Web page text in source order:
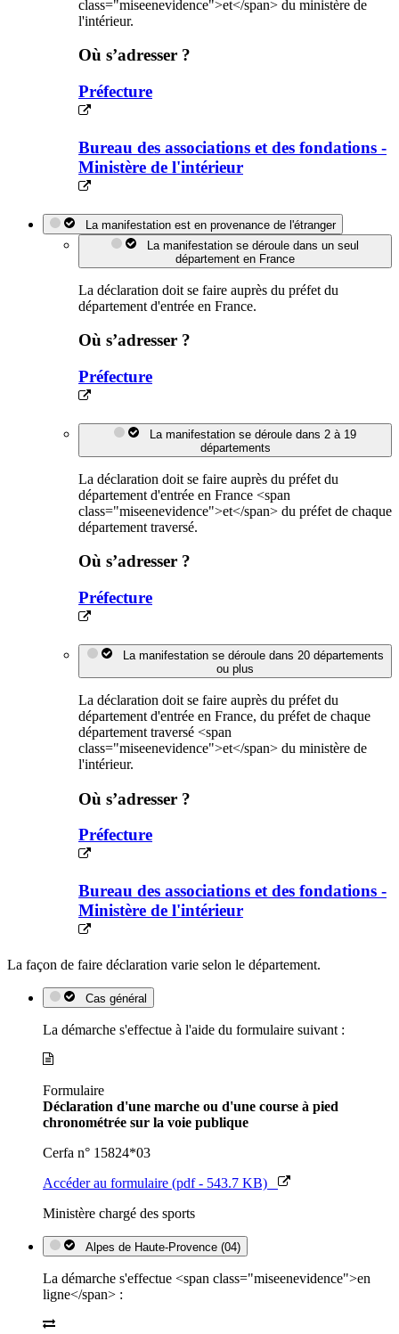
class="miseenevidence">et</span> du ministère de
l'intérieur.
Où s’adresser ?
Préfecture
Bureau des associations et des fondations -
Ministère de l'intérieur
La manifestation est en provenance de l'étranger
La manifestation se déroule dans un seul
département en France
La déclaration doit se faire auprès du préfet du
département d'entrée en France.
Où s’adresser ?
Préfecture
La manifestation se déroule dans 2 à 19
départements
La déclaration doit se faire auprès du préfet du
département d'entrée en France <span
class="miseenevidence">et</span> du préfet de chaque
département traversé.
Où s’adresser ?
Préfecture
La manifestation se déroule dans 20 départements
ou plus
La déclaration doit se faire auprès du préfet du
département d'entrée en France, du préfet de chaque
département traversé <span
class="miseenevidence">et</span> du ministère de
l'intérieur.
Où s’adresser ?
Préfecture
Bureau des associations et des fondations -
Ministère de l'intérieur
La façon de faire déclaration varie selon le département.
Cas général
La démarche s'effectue à l'aide du formulaire suivant :
Formulaire
Déclaration d'une marche ou d'une course à pied
chronométrée sur la voie publique
Cerfa n° 15824*03
Accéder au formulaire (pdf - 543.7 KB)
Ministère chargé des sports
Alpes de Haute-Provence (04)
La démarche s'effectue <span class="miseenevidence">en
ligne</span> :